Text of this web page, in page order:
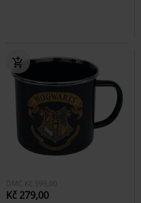
DMC Kč 399,00
Kč 279,00